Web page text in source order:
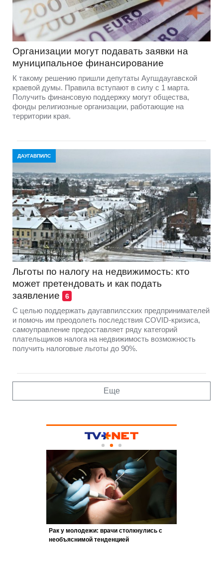
Организации могут подавать заявки на
муниципальное финансирование
К такому решению пришли депутаты Аугшдаугавской
краевой думы. Правила вступают в силу с 1 марта.
Получить финансовую поддержку могут общества,
фонды религиозные организации, работающие на
территории края.
ДАУГАВПИЛС
Льготы по налогу на недвижимость: кто
может претендовать и как подать
заявление
6
C целью поддержать даугавпилсских предпринимателей
и помочь им преодолеть последствия COVID-кризиса,
самоуправление предоставляет ряду категорий
плательщиков налога на недвижимость возможность
получить налоговые льготы до 90%.
Еще